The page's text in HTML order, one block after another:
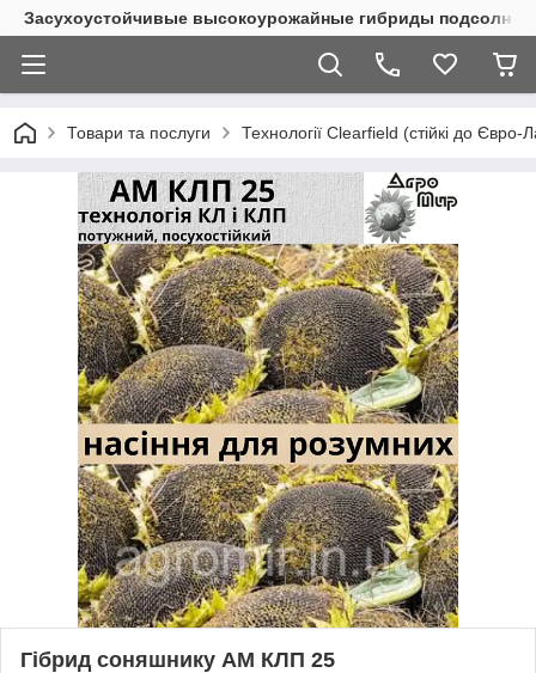
Засухоустойчивые высокоурожайные гибриды
Товари та послуги Технології Clearfield (стійкі до
Гібрид соняшнику АМ КЛП 25